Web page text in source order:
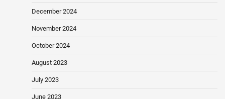
December 2024
November 2024
October 2024
August 2023
July 2023
June 2023